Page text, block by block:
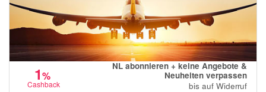
1%
Cashback
NL abonnieren + keine Angebote &
Neuheiten verpassen
bis auf Widerruf